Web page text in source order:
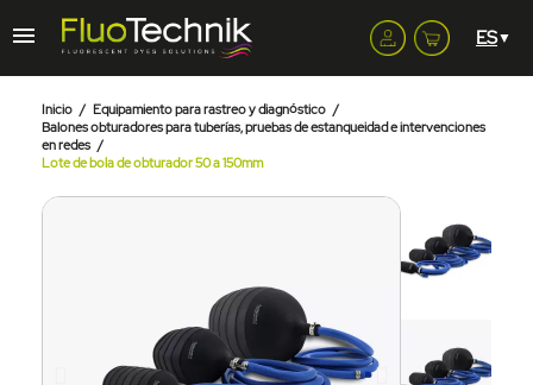
Inicio
Equipamiento para rastreo y diagnóstico
Balones obturadores para tuberías, pruebas de estanqueidad e intervenciones
en redes
Lote de bola de obturador 50 a 150mm